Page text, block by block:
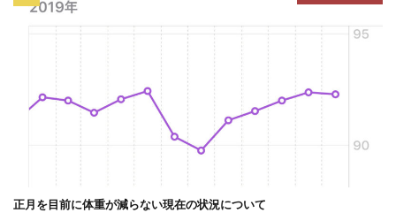
正月を目前に体重が減らない現在の状況について